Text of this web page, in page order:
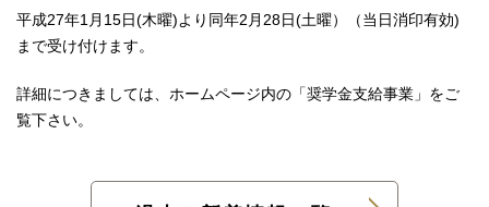
平成27年1月15日(木曜)より同年2月28日(土曜）（当日消印有効)
まで受け付けます。
詳細につきましては、ホームページ内の「奨学金支給事業 」をご
覧下さい。